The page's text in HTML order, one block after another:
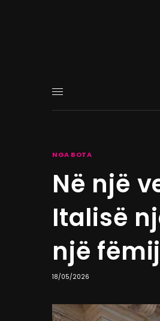
NGA BOTA
Në një
Italisë
një
18/05/2026